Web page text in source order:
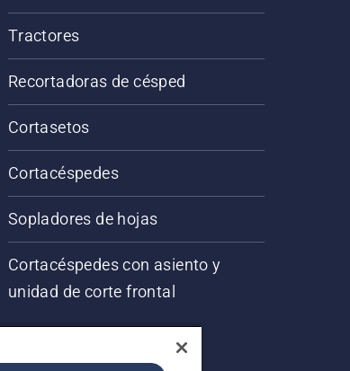
Tractores
Recortadoras de césped
Cortasetos
Cortacéspedes
Sopladores de hojas
Cortacéspedes con asiento y
unidad de corte frontal